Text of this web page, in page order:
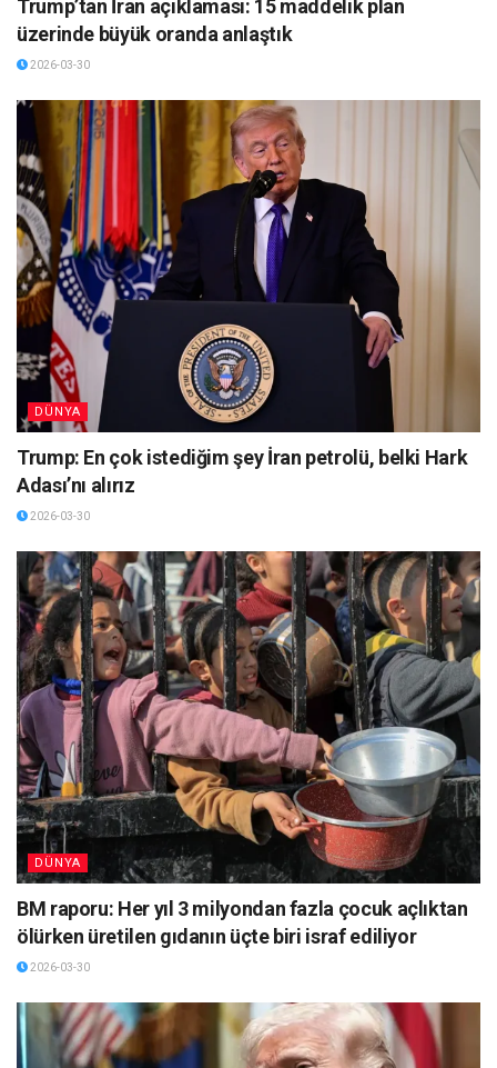
Trump’tan İran açıklaması: 15 maddelik plan
üzerinde büyük oranda anlaştık
2026-03-30
DÜNYA
Trump: En çok istediğim şey İran petrolü, belki Hark
Adası’nı alırız
2026-03-30
DÜNYA
BM raporu: Her yıl 3 milyondan fazla çocuk açlıktan
ölürken üretilen gıdanın üçte biri israf ediliyor
2026-03-30